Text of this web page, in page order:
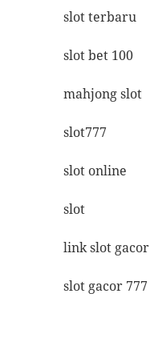
slot terbaru
slot bet 100
mahjong slot
slot777
slot online
slot
link slot gacor
slot gacor 777